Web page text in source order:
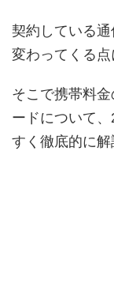
契約している
変わってくる点
そこで携帯料
ードについて
すく徹底的に解